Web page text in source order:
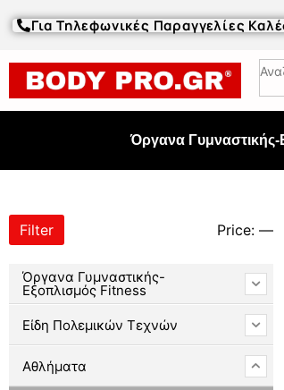
Για Τηλεφωνικές Παραγγελίες
Όργανα
Filter Price: —
Όργανα Γυμναστικής-
Εξοπλισμός Fitness
Είδη Πολεμικών Τεχνών
Αθλήματα